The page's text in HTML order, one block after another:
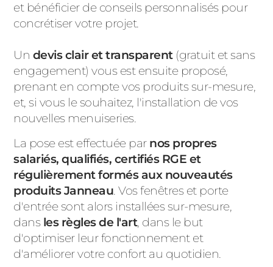
et bénéficier de conseils personnalisés pour
concrétiser votre projet.
Un devis clair et transparent(gratuit et sans
engagement) vous est ensuite proposé,
prenant en compte vos produits sur-mesure,
et, si vous le souhaitez, l'installation de vos
nouvelles menuiseries.
La pose est effectuée parnos propres
salariés, qualifiés, certifiés RGE et
régulièrement formés aux nouveautés
produits Janneau. Vos fenêtres et porte
d'entrée sont alors installées sur-mesure,
dans les règles de l'art, dans le but
d'optimiser leur fonctionnement et
d'améliorer votre confort au quotidien.